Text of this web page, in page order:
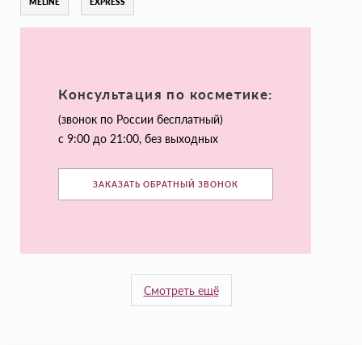
Консультация по косметике:
(звонок по России бесплатный)
с 9:00 до 21:00, без выходных
ЗАКАЗАТЬ ОБРАТНЫЙ ЗВОНОК
Смотреть ещё